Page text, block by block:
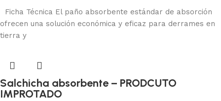
Ficha Técnica El paño absorbente estándar de absorción
ofrecen una solución económica y eficaz para derrames en
tierra y
Salchicha absorbente – PRODCUTO
IMPROTADO